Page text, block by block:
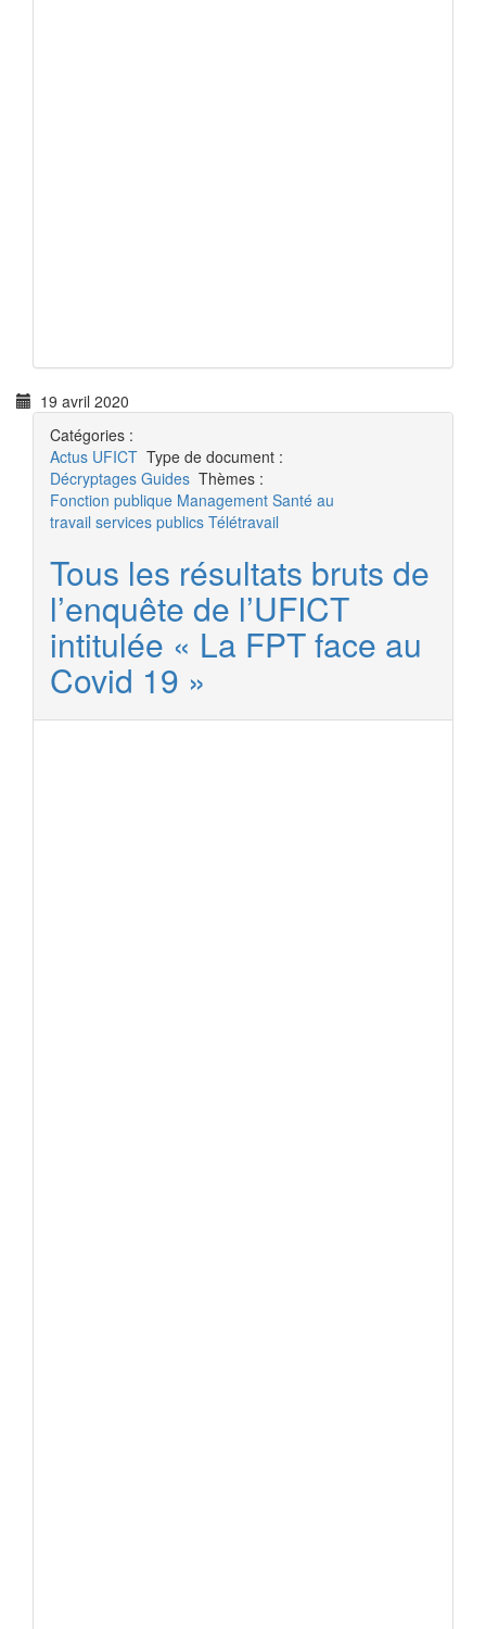
19 avril 2020
Catégories :
Actus UFICT Type de document :
Décryptages Guides Thèmes :
Fonction publique Management Santé au
travail services publics Télétravail
Tous les résultats bruts de
l’enquête de l’UFICT
intitulée « La FPT face au
Covid 19 »